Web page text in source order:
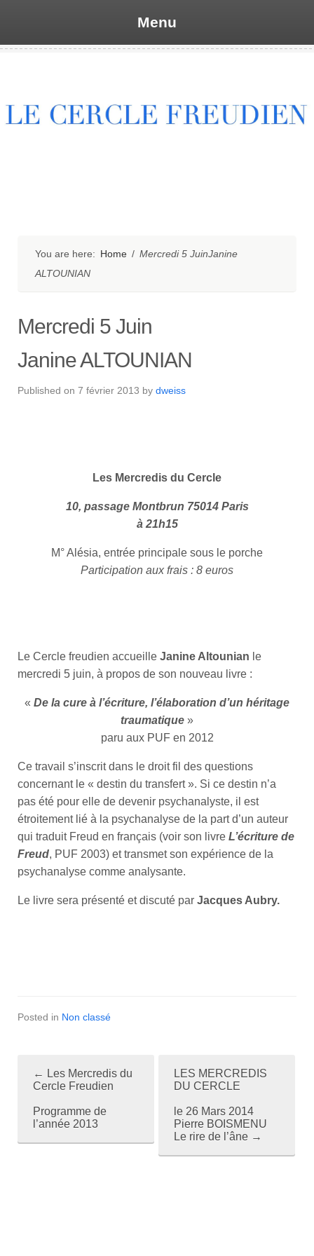
Menu
You are here: Home / Mercredi 5 JuinJanine
ALTOUNIAN
Mercredi 5 Juin
Janine ALTOUNIAN
Published on 7 février 2013 by dweiss
Les Mercredis du Cercle
10, passage Montbrun 75014 Paris
à 21h15
M° Alésia, entrée principale sous le porche
Participation aux frais : 8 euros
Le Cercle freudien accueille Janine Altounian le
mercredi 5 juin, à propos de son nouveau livre :
« De la cure à l’écriture, l’élaboration d’un héritage
traumatique »
paru aux PUF en 2012
Ce travail s’inscrit dans le droit fil des questions
concernant le « destin du transfert ». Si ce destin n’a
pas été pour elle de devenir psychanalyste, il est
étroitement lié à la psychanalyse de la part d’un auteur
qui traduit Freud en français (voir son livre L’écriture de
Freud, PUF 2003) et transmet son expérience de la
psychanalyse comme analysante.
Le livre sera présenté et discuté par Jacques Aubry.
Posted in Non classé
← Les Mercredis du
Cercle Freudien
Programme de
l’année 2013
LES MERCREDIS
DU CERCLE
le 26 Mars 2014
Pierre BOISMENU
Le rire de l’âne →